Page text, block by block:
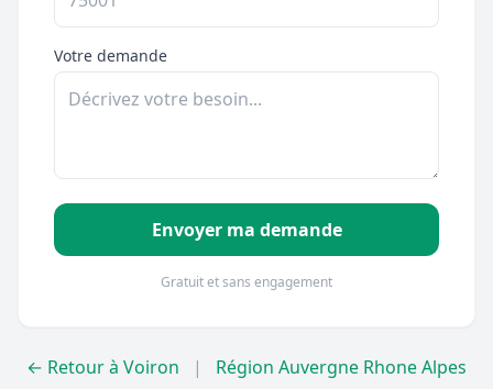
Votre demande
Envoyer ma demande
Gratuit et sans engagement
← Retour à Voiron | Région Auvergne Rhone Alpes